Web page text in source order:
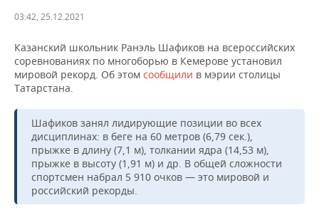
ДЕКЛАРАЦИИ О ДОХОДАХ
КОРОЛИ ГОСЗАКАЗА ПФО
ВУЗЫ ТАТАРСТАНА
КОМУ ПРИНАДЛЕЖАТ
ТОРГОВЫЕ ЦЕНТРЫ
ТАТАРСТАНА
НОВОСТИ ЭКОНОМИКИ
ФИНАНСЫ
БАНКИ
БЮДЖЕТ
ИНВЕСТИЦИИ
ПРОМЫШЛЕННОСТЬ
НОВОСТИ
ПРОМЫШЛЕННОСТИ
АГРОПРОМ
МАШИНОСТРОЕНИЕ
НЕФТЕХИМИЯ
НЕДВИЖИМОСТЬ
НОВОСТИ НЕДВИЖИМОСТИ
АВТО
НОВОСТИ АВТО
БИЗНЕС
НОВОСТИ БИЗНЕСА
РОЗНИЧНАЯ ТОРГОВЛЯ
ТЕХНОЛОГИИ
НОВОСТИ ТЕХНОЛОГИЙ
МЕРОПРИЯТИЯ
03:42, 25.12.2021
Казанский школьник Ранэль Шафиков на всероссийских
соревнованиях по многоборью в Кемерове установил
мировой рекорд. Об этом сообщили в мэрии столицы
Татарстана.
Шафиков занял лидирующие позиции во всех
дисциплинах: в беге на 60 метров (6,79 сек.),
прыжке в длину (7,1 м), толкании ядра (14,53 м),
прыжке в высоту (1,91 м) и др. В общей сложности
спортсмен набрал 5 910 очков — это мировой и
российский рекорды.